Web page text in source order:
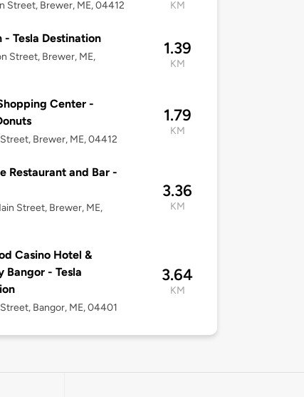
Street, Brewer, ME, 04412 KM
- Tesla Destination
Street, Brewer, ME,
1.39
KM
Center -
Brewer, ME, 04412
1.79
KM
Restaurant and Bar -
Street, Brewer, ME,
3.36
KM
Casino Hotel &
Bangor - Tesla
Bangor, ME, 04401
3.64
KM